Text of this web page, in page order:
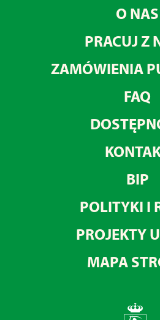
O NAS
PRACUJ Z
ZAMÓWIENIA
FAQ
BIP
POLITYKI I
PROJEKTY
MAPA